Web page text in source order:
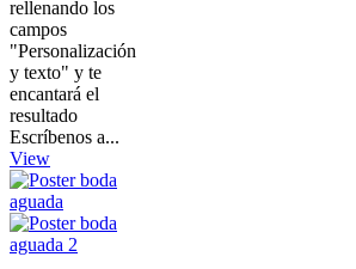
rellenando los
campos
"Personalización
y texto" y te
encantará el
resultado
Escríbenos a...
View